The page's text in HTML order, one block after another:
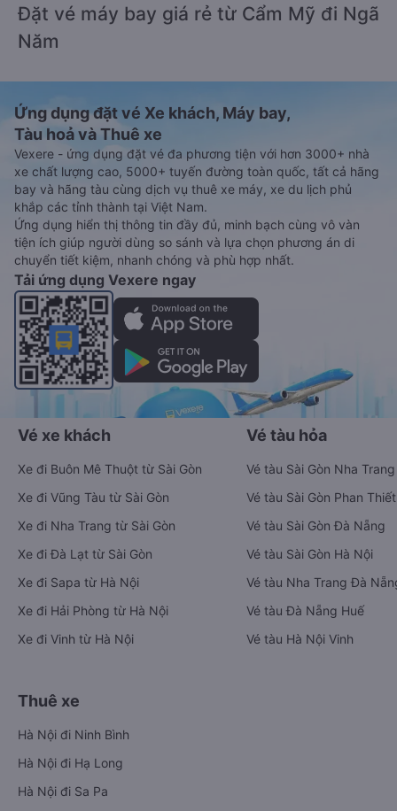
Đặt vé máy bay giá rẻ từ Cẩm Mỹ đi Ngã
Năm
Ứng dụng đặt vé Xe khách, Máy bay,
Tàu hoả và Thuê xe
Vexere - ứng dụng đặt vé đa phương tiện với hơn 3000+ nhà
xe chất lượng cao, 5000+ tuyến đường toàn quốc, tất cả hãng
bay và hãng tàu cùng dịch vụ thuê xe máy, xe du lịch phủ
khắp các tỉnh thành tại Việt Nam.
Ứng dụng hiển thị thông tin đầy đủ, minh bạch cùng vô vàn
tiện ích giúp người dùng so sánh và lựa chọn phương án di
chuyển tiết kiệm, nhanh chóng và phù hợp nhất.
Tải ứng dụng Vexere ngay
Vé xe khách
Xe đi Buôn Mê Thuột từ Sài Gòn
Xe đi Vũng Tàu từ Sài Gòn
Xe đi Nha Trang từ Sài Gòn
Xe đi Đà Lạt từ Sài Gòn
Xe đi Sapa từ Hà Nội
Xe đi Hải Phòng từ Hà Nội
Xe đi Vinh từ Hà Nội
Vé tàu hỏa
Vé tàu Sài Gòn Nha Trang
Vé tàu Sài Gòn Phan Thiết
Vé tàu Sài Gòn Đà Nẵng
Vé tàu Sài Gòn Hà Nội
Vé tàu Nha Trang Đà
Vé tàu Đà Nẵng Huế
Vé tàu Hà Nội Vinh
Thuê xe
Hà Nội đi Ninh Bình
Hà Nội đi Hạ Long
Hà Nội đi Sa Pa